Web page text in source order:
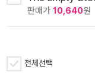
판매가 10,640원
전체선택